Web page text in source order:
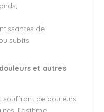
de
subits.
et autres
souffrant de douleurs